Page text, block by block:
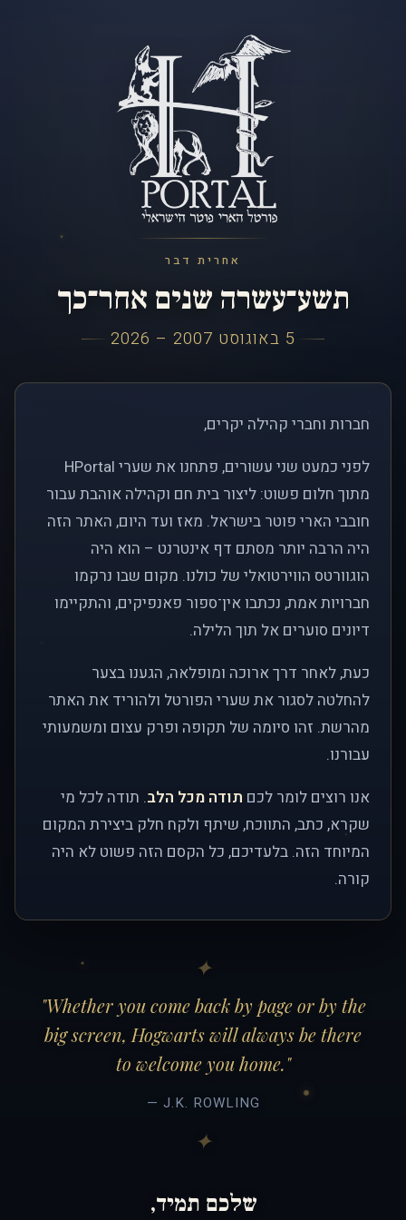
אחרית דבר
תשע־עשרה שנים אחר־כך
5 באוגוסט 2007 – 2026
חברות וחברי קהילה יקרים,
לפני כמעט שני עשורים, פתחנו את שערי HPortal
מתוך חלום פשוט: ליצור בית חם וקהילה אוהבת עבור
חובבי הארי פוטר בישראל. מאז ועד היום, האתר הזה
היה הרבה יותר מסתם דף אינטרנט – הוא היה
הוגוורטס הווירטואלי של כולנו. מקום שבו נרקמו
חברויות אמת, נכתבו אין־ספור פאנפיקים, והתקיימו
דיונים סוערים אל תוך הלילה.
כעת, לאחר דרך ארוכה ומופלאה, הגענו בצער
להחלטה לסגור את שערי הפורטל ולהוריד את האתר
מהרשת. זהו סיומה של תקופה ופרק עצום ומשמעותי
עבורנו.
אנו רוצים לומר לכם תודה מכל הלב. תודה לכל מי
שקרא, כתב, התווכח, שיתף ולקח חלק ביצירת המקום
המיוחד הזה. בלעדיכם, כל הקסם הזה פשוט לא היה
קורה.
"Whether you come back by page or by the
big screen, Hogwarts will always be there
to welcome you home."
— J.K. ROWLING
שלכם תמיד,